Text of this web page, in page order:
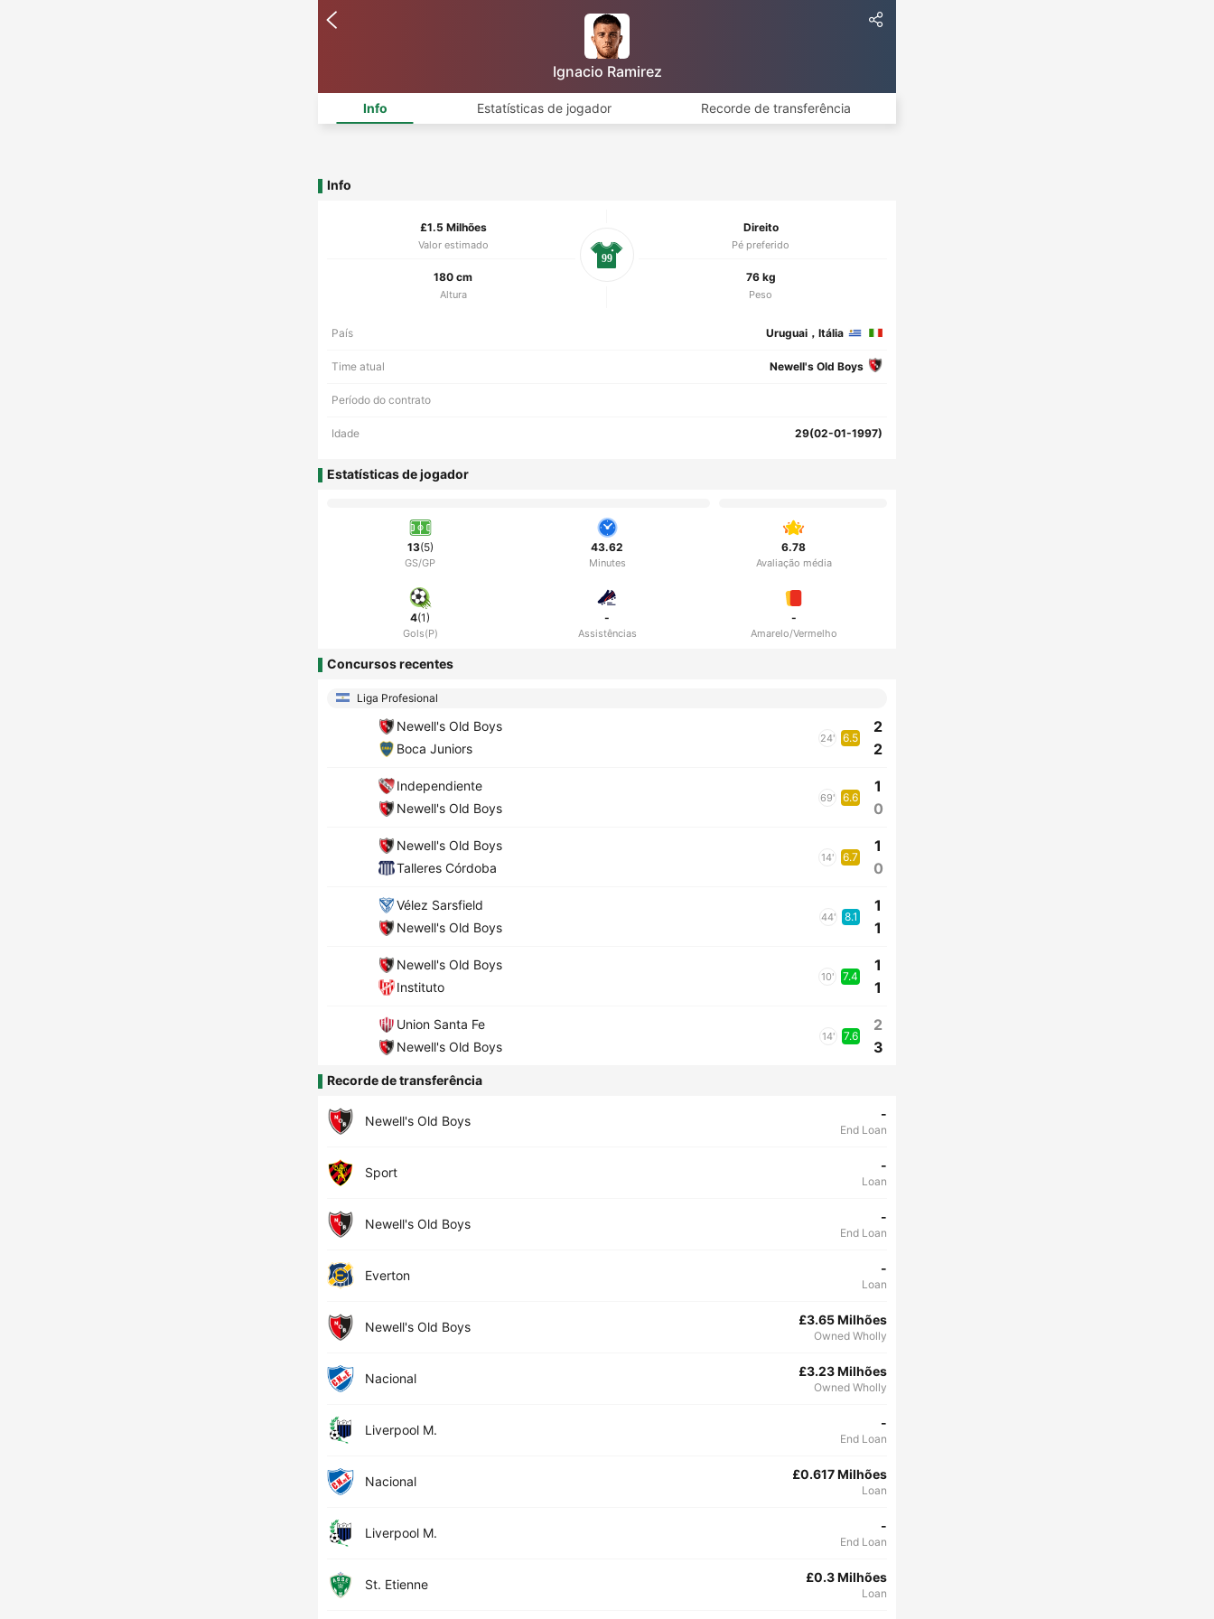
Ignacio Ramirez
Info Estatísticas de jogador Recorde de transferência
Info
£1.5 Milhões
Valor estimado
Direito
Pé preferido
180 cm
Altura
76 kg
Peso
99
País Uruguai，Itália
Time atual Newell's Old Boys
Período do contrato
Idade 29(02-01-1997)
Estatísticas de jogador
13(5)
GS/GP
43.62
Minutes
6.78
Avaliação média
4(1)
Gols(P)
-
Assistências
-
Amarelo/Vermelho
Concursos recentes
Liga Profesional
Newell's Old Boys
Boca Juniors
24' 6.5
2
2
Independiente
Newell's Old Boys
69' 6.6
1
0
Newell's Old Boys
Talleres Córdoba
14' 6.7
1
0
Vélez Sarsfield
Newell's Old Boys
44' 8.1
1
1
Newell's Old Boys
Instituto
10' 7.4
1
1
Union Santa Fe
Newell's Old Boys
14' 7.6
2
3
Recorde de transferência
Newell's Old Boys -
End Loan
Sport -
Loan
Newell's Old Boys -
End Loan
Everton -
Loan
Newell's Old Boys £3.65 Milhões
Owned Wholly
Nacional £3.23 Milhões
Owned Wholly
Liverpool M. -
End Loan
Nacional £0.617 Milhões
Loan
Liverpool M. -
End Loan
St. Etienne £0.3 Milhões
Loan